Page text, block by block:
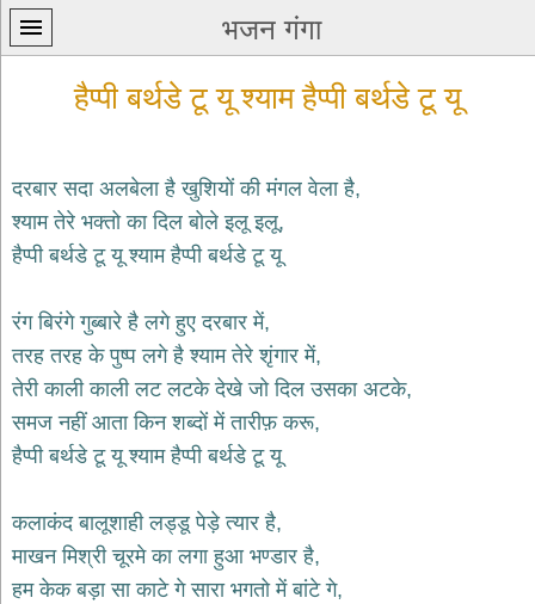
भजन गंगा
प्रथम
पन्ना
कृष्ण
भजन
krishna
bhajans
शिव
भजन
हनुमान
भजन
hanuman
bhajans
हैप्पी बर्थडे टू यू श्याम हैप्पी बर्थडे टू यू
दरबार सदा अलबेला है खुशियों की मंगल वेला है,
श्याम तेरे भक्तो का दिल बोले इलू इलू,
हैप्पी बर्थडे टू यू श्याम हैप्पी बर्थडे टू यू
रंग बिरंगे गुब्बारे है लगे हुए दरबार में,
तरह तरह के पुष्प लगे है श्याम तेरे शृंगार में,
तेरी काली काली लट लटके देखे जो दिल उसका अटके,
समज नहीं आता किन शब्दों में तारीफ़ करू,
हैप्पी बर्थडे टू यू श्याम हैप्पी बर्थडे टू यू
कलाकंद बालूशाही लड्डू पेड़े त्यार है,
माखन मिश्री चूरमे का लगा हुआ भण्डार है,
हम केक बड़ा सा काटे गे सारा भगतो में बांटे गे,